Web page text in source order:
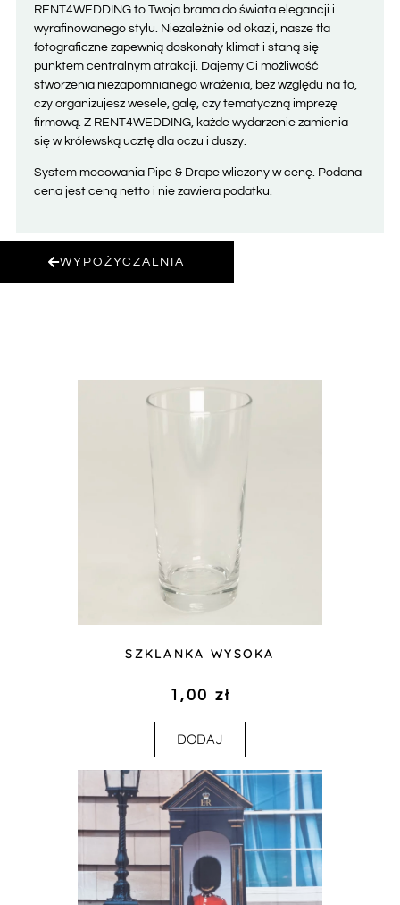
RENT4WEDDING to Twoja brama do świata elegancji i
wyrafinowanego stylu. Niezależnie od okazji, nasze tła
fotograficzne zapewnią doskonały klimat i staną się
punktem centralnym atrakcji. Dajemy Ci możliwość
stworzenia niezapomnianego wrażenia, bez względu na to,
czy organizujesz wesele, galę, czy tematyczną imprezę
firmową. Z RENT4WEDDING, każde wydarzenie zamienia
się w królewską ucztę dla oczu i duszy.
System mocowania Pipe & Drape wliczony w cenę. Podana
cena jest ceną netto i nie zawiera podatku.
WYPOŻYCZALNIA
SZKLANKA WYSOKA
1,00zł
DODAJ